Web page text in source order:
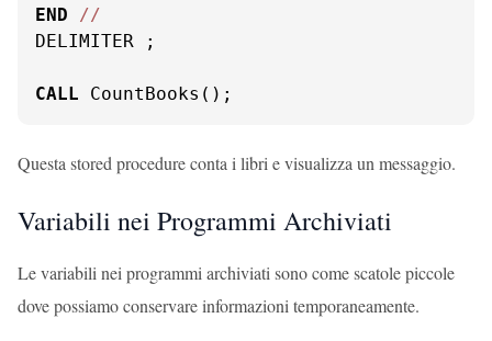
END
//
DELIMITER ;
CALL CountBooks();
Questa stored procedure conta i libri e visualizza un messaggio.
Variabili nei Programmi Archiviati
Le variabili nei programmi archiviati sono come scatole piccole
dove possiamo conservare informazioni temporaneamente.